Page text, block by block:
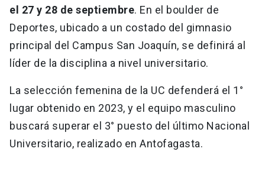
el 27 y 28 de septiembre. En el boulder de
Deportes, ubicado a un costado del gimnasio
principal del Campus San Joaquín, se definirá al
líder de la disciplina a nivel universitario.
La selección femenina de la UC defenderá el 1°
lugar obtenido en 2023, y el equipo masculino
buscará superar el 3° puesto del último Nacional
Universitario, realizado en Antofagasta.